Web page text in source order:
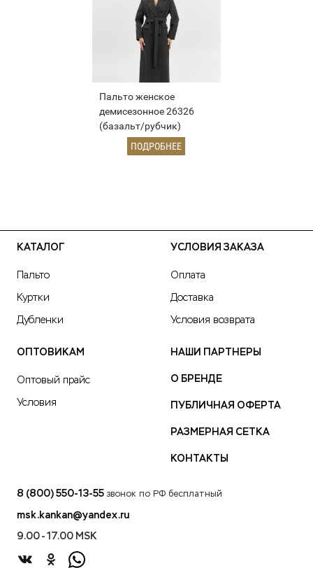
Пальто женское
демисезонное 26326
(базальт/рубчик)
ПОДРОБНЕЕ
КАТАЛОГ
Пальто
Куртки
Дубленки
УСЛОВИЯ ЗАКАЗА
Оплата
Доставка
Условия возврата
ОПТОВИКАМ
Оптовый прайс
Условия
НАШИ ПАРТНЕРЫ
О БРЕНДЕ
ПУБЛИЧНАЯ ОФЕРТА
РАЗМЕРНАЯ СЕТКА
КОНТАКТЫ
8 (800) 550-13-55 звонок по РФ бесплатный
msk.kankan@yandex.ru
9.00 - 17.00 MSK